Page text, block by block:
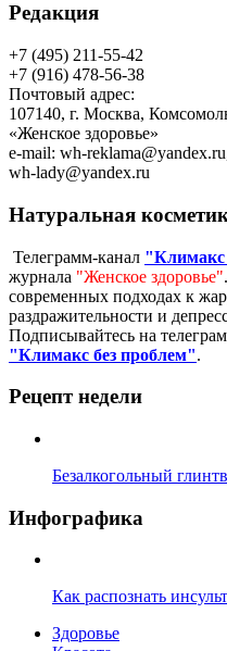
Редакция
+7 (495) 211-55-42
+7 (916) 478-56-38
Почтовый адрес:
107140, г. Москва,
«Женское здоровье»
e-mail: wh-reklama@yandex.ru
wh-lady@yandex.ru
Натуральная
Телеграмм-канал "Климакс
журнала "Женское здоровье"
современных подходах к
раздражительности и
Подписывайтесь на
"Климакс без проблем".
Рецепт недели
Безалкогольный
Инфографика
Как распознать
Здоровье